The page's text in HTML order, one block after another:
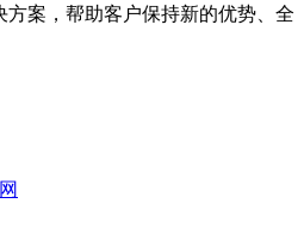
案，帮助客户保持新的优势、全